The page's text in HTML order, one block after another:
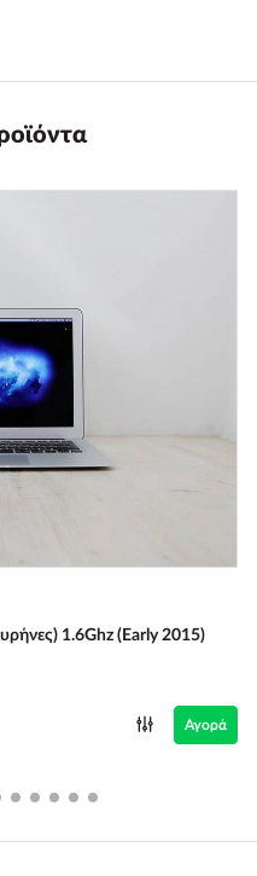
1.6Ghz (Early 2015)
Αγορά